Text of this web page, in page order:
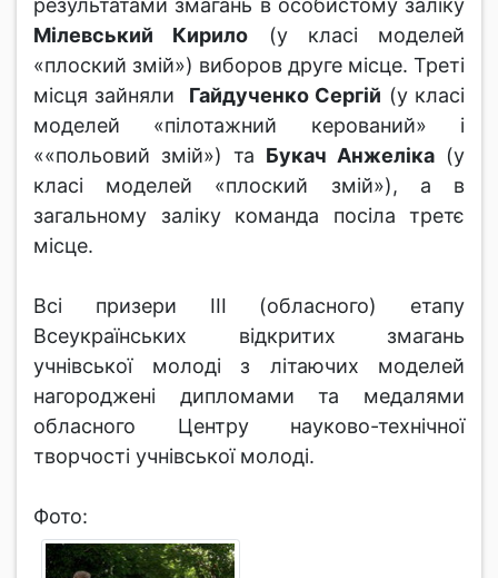
результатами змагань в особистому заліку
Мілевський Кирило (у класі моделей
«плоский змій») виборов друге місце. Треті
місця зайняли Гайдученко Сергій (у класі
моделей «пілотажний керований» і
««польовий змій») та Букач Анжеліка (у
класі моделей «плоский змій»), а в
загальному заліку команда посіла третє
місце.
Всі призери ІІІ (обласного) етапу
Всеукраїнських відкритих змагань
учнівської молоді з літаючих моделей
нагороджені дипломами та медалями
обласного Центру науково-технічної
творчості учнівської молоді.
Фото: